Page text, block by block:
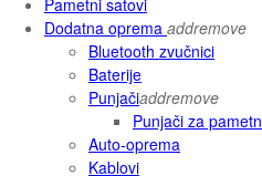
Pametni satovi
Dodatna oprema addremove
Bluetooth zvučnici
Baterije
Punjačiaddremove
Punjači za
Auto-oprema
Kablovi